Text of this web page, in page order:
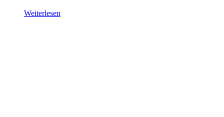
Weiterlesen